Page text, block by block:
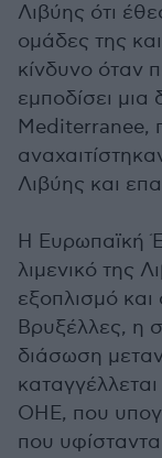
Λιβύης ότι
ομάδες της
κίνδυνο όταν
εμποδίσει
Mediterranee,
Λιβύης και
Η Ευρωπαϊκή
λιμενικό της
εξοπλισμό
Βρυξέλλες, η
διάσωση
ΟΗΕ, που
που